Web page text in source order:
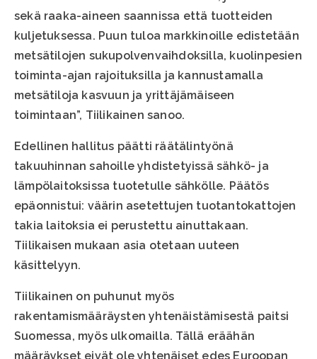
sekä raaka-aineen saannissa että tuotteiden
kuljetuksessa. Puun tuloa markkinoille edistetään
metsätilojen sukupolvenvaihdoksilla, kuolinpesien
toiminta-ajan rajoituksilla ja kannustamalla
metsätiloja kasvuun ja yrittäjämäiseen
toimintaan”, Tiilikainen sanoo.
Edellinen hallitus päätti räätälintyönä
takuuhinnan sahoille yhdistetyissä sähkö- ja
lämpölaitoksissa tuotetulle sähkölle. Päätös
epäonnistui: väärin asetettujen tuotantokattojen
takia laitoksia ei perustettu ainuttakaan.
Tiilikaisen mukaan asia otetaan uuteen
käsittelyyn.
Tiilikainen on puhunut myös
rakentamismääräysten yhtenäistämisestä paitsi
Suomessa, myös ulkomailla. Tällä eräähän
määräykset eivät ole yhtenäiset edes Euroopan